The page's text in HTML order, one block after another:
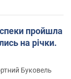
пройшла
на річки.
Буковель